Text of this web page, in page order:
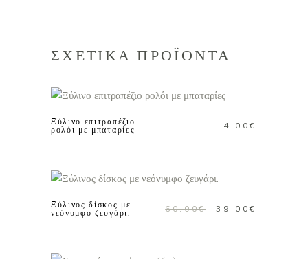
ΣΧΕΤΙΚΑ ΠΡΟΪΟΝΤΑ
Ξύλινο επιτραπέζιο
ρολόι με μπαταρίες
4.00€
Ξύλινος δίσκος με
νεόνυμφο ζευγάρι.
60.00€
Original
39.00€